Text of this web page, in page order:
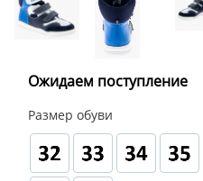
Ожидаем поступление
Размер обуви